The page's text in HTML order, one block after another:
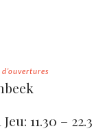
11.30 –